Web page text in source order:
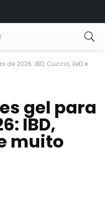
de 2026: IBD, Cuccio, XeD e
gel para
IBD,
muito